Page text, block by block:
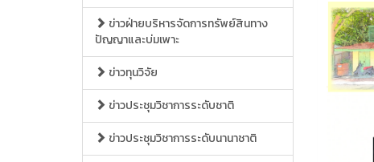
ข่าวฝ่ายบริหารจัดการทรัพย์สินทาง
ปัญญาและบ่มเพาะ
ข่าวทุนวิจัย
ข่าวประชุมวิชาการระดับชาติ
ข่าวประชุมวิชาการระดับนานาชาติ